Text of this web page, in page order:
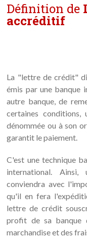
Définition de
accréditif
La "lettre de crédit"
émis par une banque
autre banque, de
certaines conditions,
dénommée ou à son
garantit le paiement.
C'est une technique
international. Ainsi,
conviendra avec
qu'il en fera
lettre de crédit
profit de sa banque
marchandise et des